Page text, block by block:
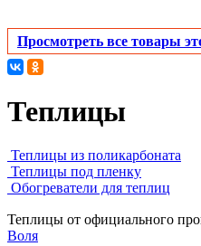
Просмотреть все товары
Теплицы
Теплицы из поликарбоната
Теплицы под пленку
Обогреватели для теплиц
Теплицы от официального
Воля